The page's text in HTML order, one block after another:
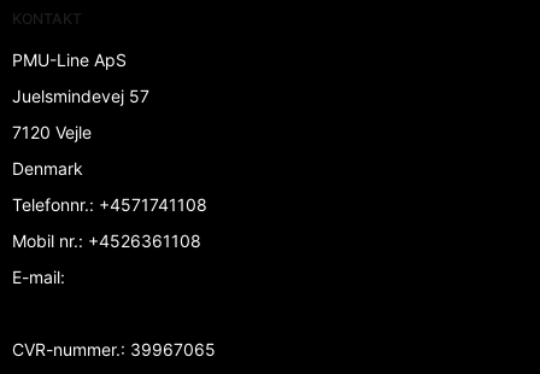
KONTAKT
PMU-Line ApS
Juelsmindevej 57
7120 Vejle
Denmark
Telefonnr.: +4571741108
Mobil nr.: +4526361108
E-mail:
CVR-nummer.: 39967065